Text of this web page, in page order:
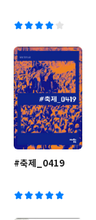
#축제_0419